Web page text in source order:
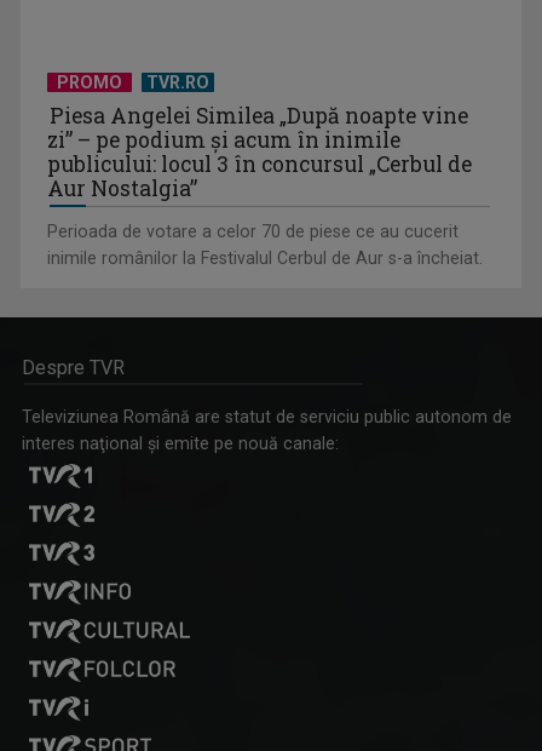
PROMO TVR.RO
Piesa Angelei Similea „După noapte vine
zi” – pe podium şi acum în inimile
publicului: locul 3 în concursul „Cerbul de
Aur Nostalgia”
Perioada de votare a celor 70 de piese ce au cucerit
inimile românilor la Festivalul Cerbul de Aur s-a încheiat.
Despre TVR
Televiziunea Română are statut de serviciu public autonom de
interes naţional şi emite pe nouă canale: